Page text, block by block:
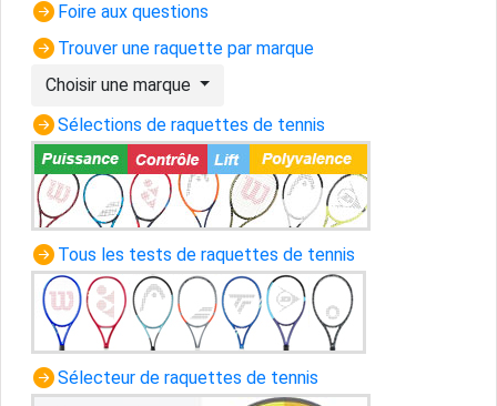
Foire aux questions
Trouver une raquette par marque
Choisir une marque
Sélections de raquettes de tennis
Tous les tests de raquettes de tennis
Sélecteur de raquettes de tennis